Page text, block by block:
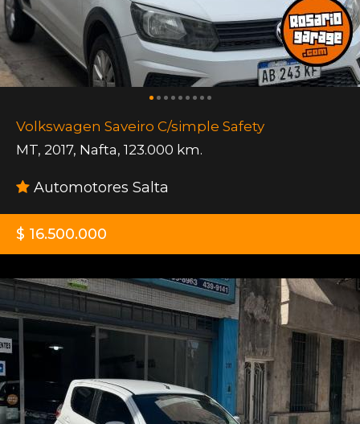
Volkswagen Saveiro C/simple Safety
MT, 2017, Nafta, 123.000 km.
Automotores Salta
$ 16.500.000